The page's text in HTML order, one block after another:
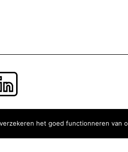
het goed functionneren van